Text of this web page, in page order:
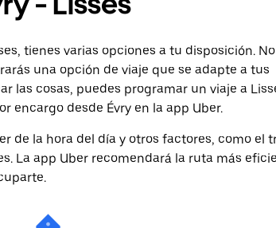
tienes varias opciones a tu disposición. No
una opción de viaje que se adapte a tus
las cosas, puedes programar un viaje a
encargo desde Évry en la app Uber.
de la hora del día y otros factores, como el
La app Uber recomendará la ruta más